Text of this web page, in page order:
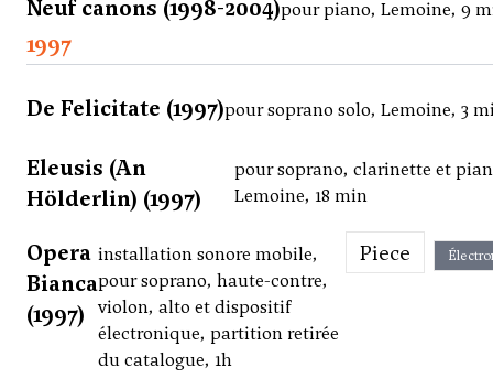
Neuf canons (1998-2004)pour piano, Lemoine, 9
1997
De Felicitate (1997)pour soprano solo, Lemoine, 3
Eleusis (An
Hölderlin) (1997)
pour soprano, clarinette et
Lemoine, 18 min
Opera
Bianca
(1997)
installation sonore mobile,
pour soprano, haute-contre,
violon, alto et dispositif
électronique, partition retirée
du catalogue, 1h
Piece